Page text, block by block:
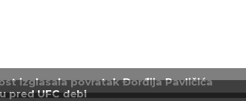
izglasala povratak Đorđija Pavličića
pred UFC debi